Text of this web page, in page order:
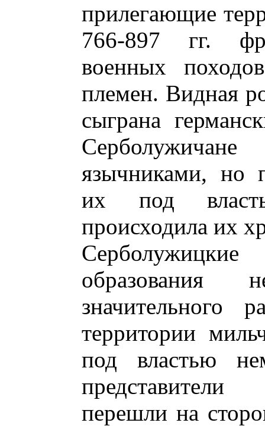
прилегающие
766-897 гг.
военных
племен. Видная
сыграна
язычниками, но
их под
происходила их
образования
территории
под властью
перешли на